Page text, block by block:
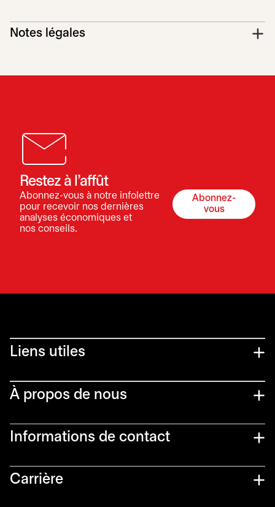
Notes légales
Restez à l’affût
Abonnez-vous à notre infolettre
pour recevoir nos dernières
analyses économiques et
nos conseils.
Abonnez-
vous
s’ouvre
Liens utiles​
À propos de nous
Informations de contact​
Carrière